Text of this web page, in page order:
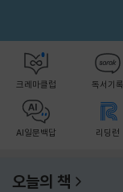
크레마클럽 독서기록
AI일문백답 리딩런
오늘의 책